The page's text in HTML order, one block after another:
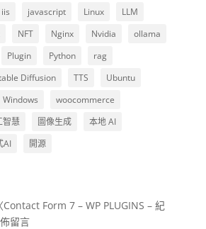
iis javascript Linux
LLM
NFT Nginx Nvidia
ollama
Plugin Python
rag
Diffusion TTS
Ubuntu
Windows
woocommerce
智慧 圖像生成
本地 AI
AI 開源
Contact Form 7 – WP PLUGINS – 紀
留言